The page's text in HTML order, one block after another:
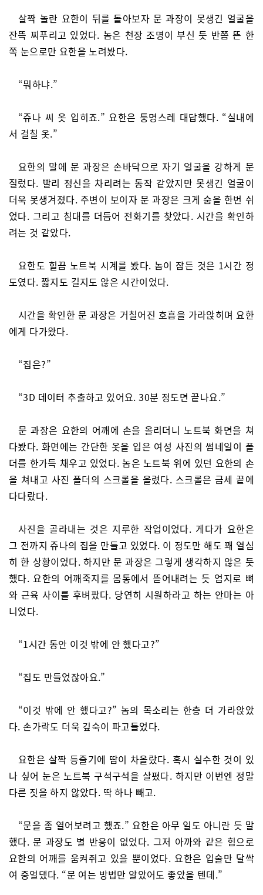
살짝 놀란 요한이 뒤를 돌아보자 문 과장이 못생긴 얼굴을
잔뜩 찌푸리고 있었다. 놈은 천장 조명이 부신 듯 반쯤 뜬 한
쪽 눈으로만 요한을 노려봤다.
“뭐하냐.”
“쥬나 씨 옷 입히죠.” 요한은 퉁명스레 대답했다. “실내에
서 걸칠 옷.”
요한의 말에 문 과장은 손바닥으로 자기 얼굴을 강하게 문
질렀다. 빨리 정신을 차리려는 동작 같았지만 못생긴 얼굴이
더욱 못생겨졌다. 주변이 보이자 문 과장은 크게 숨을 한번 쉬
었다. 그리고 침대를 더듬어 전화기를 찾았다. 시간을 확인하
려는 것 같았다.
요한도 힐끔 노트북 시계를 봤다. 놈이 잠든 것은 1시간 정
도였다. 짧지도 길지도 않은 시간이었다.
시간을 확인한 문 과장은 거칠어진 호흡을 가라앉히며 요한
에게 다가왔다.
“집은?”
“3D 데이터 추출하고 있어요. 30분 정도면 끝나요.”
문 과장은 요한의 어깨에 손을 올리더니 노트북 화면을 쳐
다봤다. 화면에는 간단한 옷을 입은 여성 사진의 썸네일이 폴
더를 한가득 채우고 있었다. 놈은 노트북 위에 있던 요한의 손
을 쳐내고 사진 폴더의 스크롤을 올렸다. 스크롤은 금세 끝에
다다랐다.
사진을 골라내는 것은 지루한 작업이었다. 게다가 요한은
그 전까지 쥬나의 집을 만들고 있었다. 이 정도만 해도 꽤 열심
히 한 상황이었다. 하지만 문 과장은 그렇게 생각하지 않은 듯
했다. 요한의 어깨죽지를 몸통에서 뜯어내려는 듯 엄지로 뼈
와 근육 사이를 후벼팠다. 당연히 시원하라고 하는 안마는 아
니었다.
“1시간 동안 이것 밖에 안 했다고?”
“집도 만들었잖아요.”
“이것 밖에 안 했다고?” 놈의 목소리는 한층 더 가라앉았
다. 손가락도 더욱 깊숙이 파고들었다.
요한은 살짝 등줄기에 땀이 차올랐다. 혹시 실수한 것이 있
나 싶어 눈은 노트북 구석구석을 살폈다. 하지만 이번엔 정말
다른 짓을 하지 않았다. 딱 하나 빼고.
“문을 좀 열어보려고 했죠.” 요한은 아무 일도 아니란 듯 말
했다. 문 과장도 별 반응이 없었다. 그저 아까와 같은 힘으로
요한의 어깨를 움켜쥐고 있을 뿐이었다. 요한은 입술만 달싹
여 중얼댔다. “문 여는 방법만 알았어도 좋았을 텐데.”